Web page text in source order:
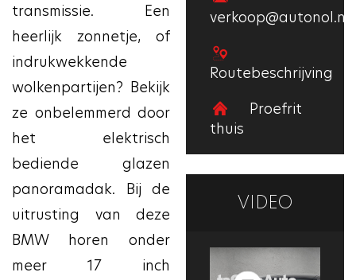
transmissie. Een
heerlijk zonnetje, of
indrukwekkende
wolkenpartijen? Bekijk
ze onbelemmerd door
het elektrisch
bediende glazen
panoramadak. Bij de
uitrusting van deze
BMW horen onder
meer 17 inch
verkoop@autonol.nl
Routebeschrijving
Proefrit
thuis
VIDEO